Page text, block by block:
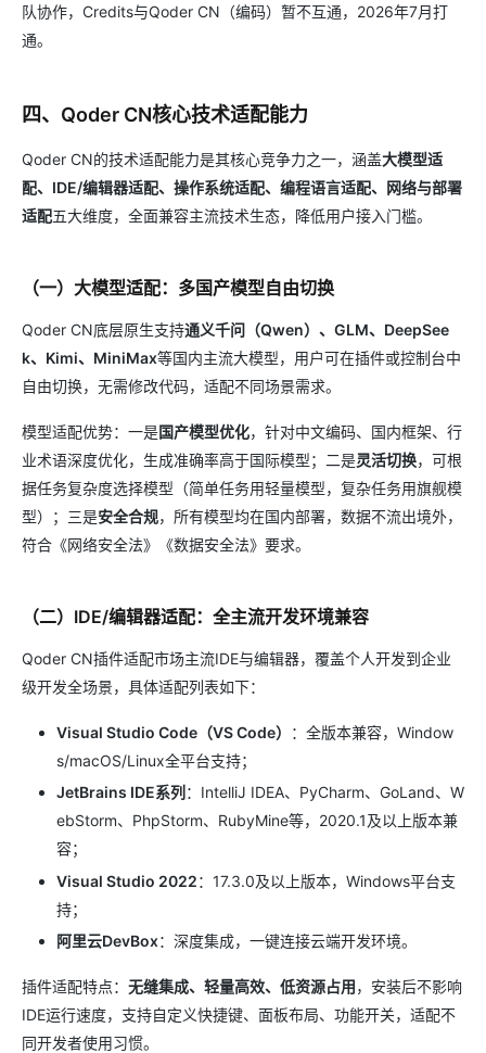
队协作，Credits与Qoder CN（编码）暂不互通，2026年7月打
通。
四、Qoder CN核心技术适配能力
Qoder CN的技术适配能力是其核心竞争力之一，涵盖大模型适
配、IDE/编辑器适配、操作系统适配、编程语言适配、网络与部署
适配五大维度，全面兼容主流技术生态，降低用户接入门槛。
（一）大模型适配：多国产模型自由切换
Qoder CN底层原生支持通义千问（Qwen）、GLM、DeepSee
k、Kimi、MiniMax等国内主流大模型，用户可在插件或控制台中
自由切换，无需修改代码，适配不同场景需求。
模型适配优势：一是国产模型优化，针对中文编码、国内框架、行
业术语深度优化，生成准确率高于国际模型；二是灵活切换，可根
据任务复杂度选择模型（简单任务用轻量模型，复杂任务用旗舰模
型）；三是安全合规，所有模型均在国内部署，数据不流出境外，
符合《网络安全法》《数据安全法》要求。
（二）IDE/编辑器适配：全主流开发环境兼容
Qoder CN插件适配市场主流IDE与编辑器，覆盖个人开发到企业
级开发全场景，具体适配列表如下：
Visual Studio Code（VS Code）
：全版本兼容，Window
s/macOS/Linux全平台支持；
JetBrains IDE系列 ：IntelliJ IDEA、PyCharm、GoLand、W
ebStorm、PhpStorm、RubyMine等，2020.1及以上版本兼
容；
Visual Studio 2022：17.3.0及以上版本，Windows平台支
持；
阿里云DevBox：深度集成，一键连接云端开发环境。
插件适配特点： 无缝集成、轻量高效、低资源占用，安装后不影响
IDE运行速度，支持自定义快捷键、面板布局、功能开关，适配不
同开发者使用习惯。